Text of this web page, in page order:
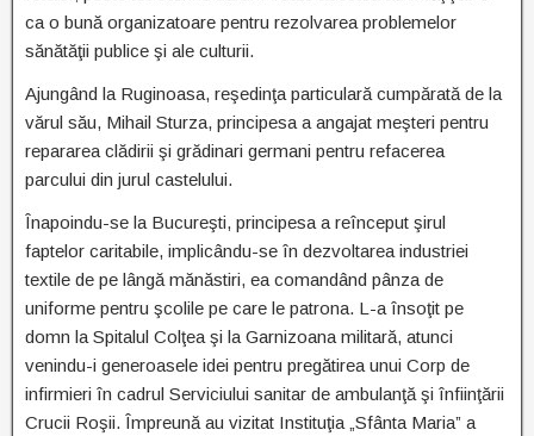
ca o bună organizatoare pentru rezolvarea problemelor
sănătăţii publice şi ale culturii.
Ajungând la Ruginoasa, reşedinţa particulară cumpărată de la
vărul său, Mihail Sturza, principesa a angajat meşteri pentru
repararea clădirii şi grădinari germani pentru refacerea
parcului din jurul castelului.
Înapoindu-se la Bucureşti, principesa a reînceput şirul
faptelor caritabile, implicându-se în dezvoltarea industriei
textile de pe lângă mănăstiri, ea comandând pânza de
uniforme pentru şcolile pe care le patrona. L-a însoţit pe
domn la Spitalul Colţea şi la Garnizoana militară, atunci
venindu-i generoasele idei pentru pregătirea unui Corp de
infirmieri în cadrul Serviciului sanitar de ambulanţă şi înfiinţării
Crucii Roşii. Împreună au vizitat Instituţia „Sfânta Maria” a